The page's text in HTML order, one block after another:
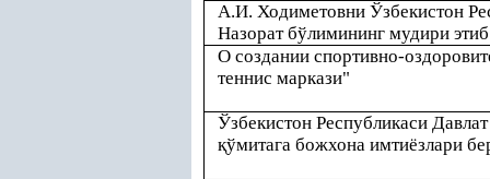
А.И. Ходиметовни Ўзбекистон
Назорат бўлимининг мудири
О создании спортивно-
теннис маркази"
Ўзбекистон Республикаси
қўмитага божхона имтиёзлари